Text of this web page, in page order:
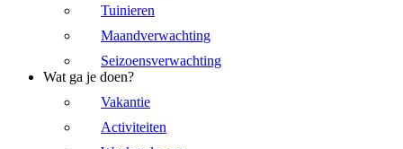
Tuinieren
Maandverwachting
Seizoensverwachting
Wat ga je doen?
Vakantie
Activiteiten